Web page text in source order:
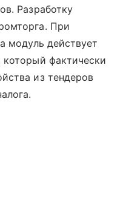
Разработку
При
модуль действует
фактически
из тендеров